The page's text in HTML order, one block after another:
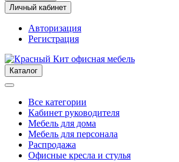
Личный кабинет
Авторизация
Регистрация
Каталог
Все категории
Кабинет руководителя
Мебель для дома
Мебель для персонала
Распродажа
Офисные кресла и стулья